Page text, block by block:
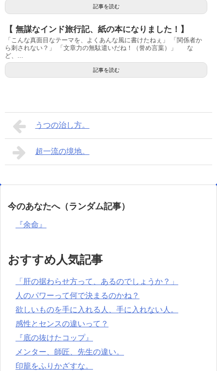
記事を読む
【 無謀なインド旅行記、紙の本になりました！】
「こんな真面目なテーマを、よくあんな風に書けたねぇ」 「関係者か
ら刺されない？」 「文章力の無駄遣いだね！（誉め言葉）」 な
ど、...
記事を読む
うつの治し方。
超一流の境地。
今のあなたへ（ランダム記事）
『余命』
おすすめ人気記事
「肝の据わらせ方って、あるのでしょうか？」
人のパワーって何で決まるのかね？
欲しいものを手に入れる人、手に入れない人。
感性とセンスの違いって？
『底の抜けたコップ』
メンター、師匠、先生の違い。
印籠をふりかざすな。